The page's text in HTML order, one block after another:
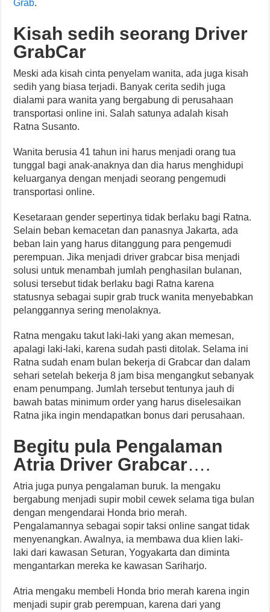
Grab.
Kisah sedih seorang Driver
GrabCar
Meski ada kisah cinta penyelam wanita, ada juga kisah
sedih yang biasa terjadi. Banyak cerita sedih juga
dialami para wanita yang bergabung di perusahaan
transportasi online ini. Salah satunya adalah kisah
Ratna Susanto.
Wanita berusia 41 tahun ini harus menjadi orang tua
tunggal bagi anak-anaknya dan dia harus menghidupi
keluarganya dengan menjadi seorang pengemudi
transportasi online.
Kesetaraan gender sepertinya tidak berlaku bagi Ratna.
Selain beban kemacetan dan panasnya Jakarta, ada
beban lain yang harus ditanggung para pengemudi
perempuan. Jika menjadi driver grabcar bisa menjadi
solusi untuk menambah jumlah penghasilan bulanan,
solusi tersebut tidak berlaku bagi Ratna karena
statusnya sebagai supir grab truck wanita menyebabkan
pelanggannya sering menolaknya.
Ratna mengaku takut laki-laki yang akan memesan,
apalagi laki-laki, karena sudah pasti ditolak. Selama ini
Ratna sudah enam bulan bekerja di Grabcar dan dalam
sehari setelah bekerja 8 jam bisa mengangkut sebanyak
enam penumpang. Jumlah tersebut tentunya jauh di
bawah batas minimum order yang harus diselesaikan
Ratna jika ingin mendapatkan bonus dari perusahaan.
Begitu pula Pengalaman
Atria Driver Grabcar….
Atria juga punya pengalaman buruk. Ia mengaku
bergabung menjadi supir mobil cewek selama tiga bulan
dengan mengendarai Honda brio merah.
Pengalamannya sebagai sopir taksi online sangat tidak
menyenangkan. Awalnya, ia membawa dua klien laki-
laki dari kawasan Seturan, Yogyakarta dan diminta
mengantarkan mereka ke kawasan Sariharjo.
Atria mengaku membeli Honda brio merah karena ingin
menjadi supir grab perempuan, karena dari yang